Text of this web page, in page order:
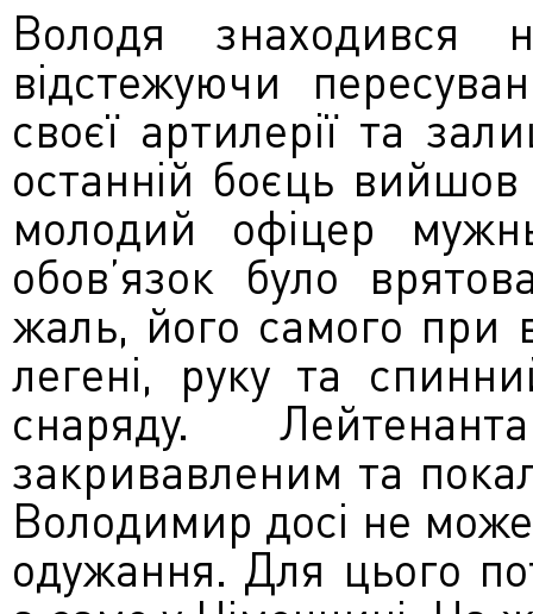
Володя знаходився
відстежуючи
своєї артилерії та
останній боєць
молодий офіцер
обов’язок було
жаль, його самого при
легені, руку та
снаряду.
закривавленим та
Володимир досі не
одужання. Для цього